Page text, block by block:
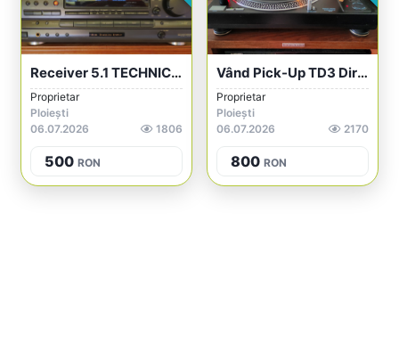
Receiver 5.1 TECHNICS SA-AX710 De Vânzar...
Proprietar
Ploiești
06.07.2026
1806
500 RON
Vând Pick-Up TD3 Direct Drive
Proprietar
Ploiești
06.07.2026
2170
800 RON